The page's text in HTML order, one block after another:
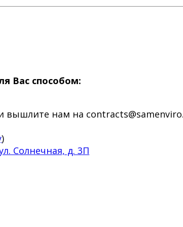
Вас способом:
вышлите нам на
)
Солнечная, д. 3П